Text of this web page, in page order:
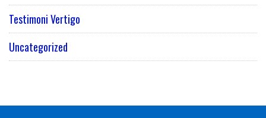
Testimoni Vertigo
Uncategorized